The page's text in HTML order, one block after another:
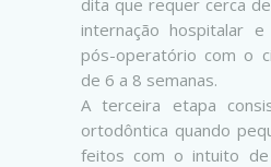
dita que requer cerca
internação hospitalar e
pós-operatório com o
de 6 a 8 semanas.
A terceira etapa
ortodôntica quando
feitos com o intuito